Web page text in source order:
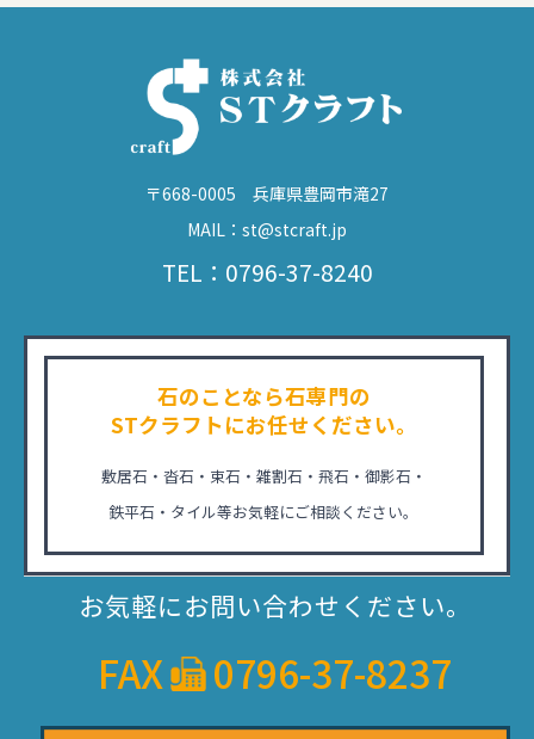
〒668-0005 兵庫県豊岡市滝27
MAIL：st@stcraft.jp
TEL：0796-37-8240
石のことなら石専門の
STクラフトにお任せください。
敷居石・沓石・束石・雑割石・飛石・御影石・
鉄平石・タイル等お気軽にご相談ください。
お気軽にお問い合わせください。
FAX 0796-37-8237